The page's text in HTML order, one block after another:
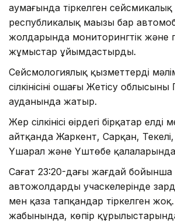
аумағында тіркелген сейсмикалық
республикалық маңызы бар
жолдарында мониторингтік және
жұмыстар ұйымдастырды.
Сейсмологиялық қызметтердің
сілкінісінің ошағы Жетісу
ауданында жатыр.
Жер сілкінісі өңірдегі бірқатар
айтқанда Жаркент, Сарқан,
Үшарал және Үштөбе қалаларында
Сағат 23:20-дағы жағдай бойынша
автожолдардың учаскелерінде
мен қаза тапқандар тіркелген
жабынында, көпір